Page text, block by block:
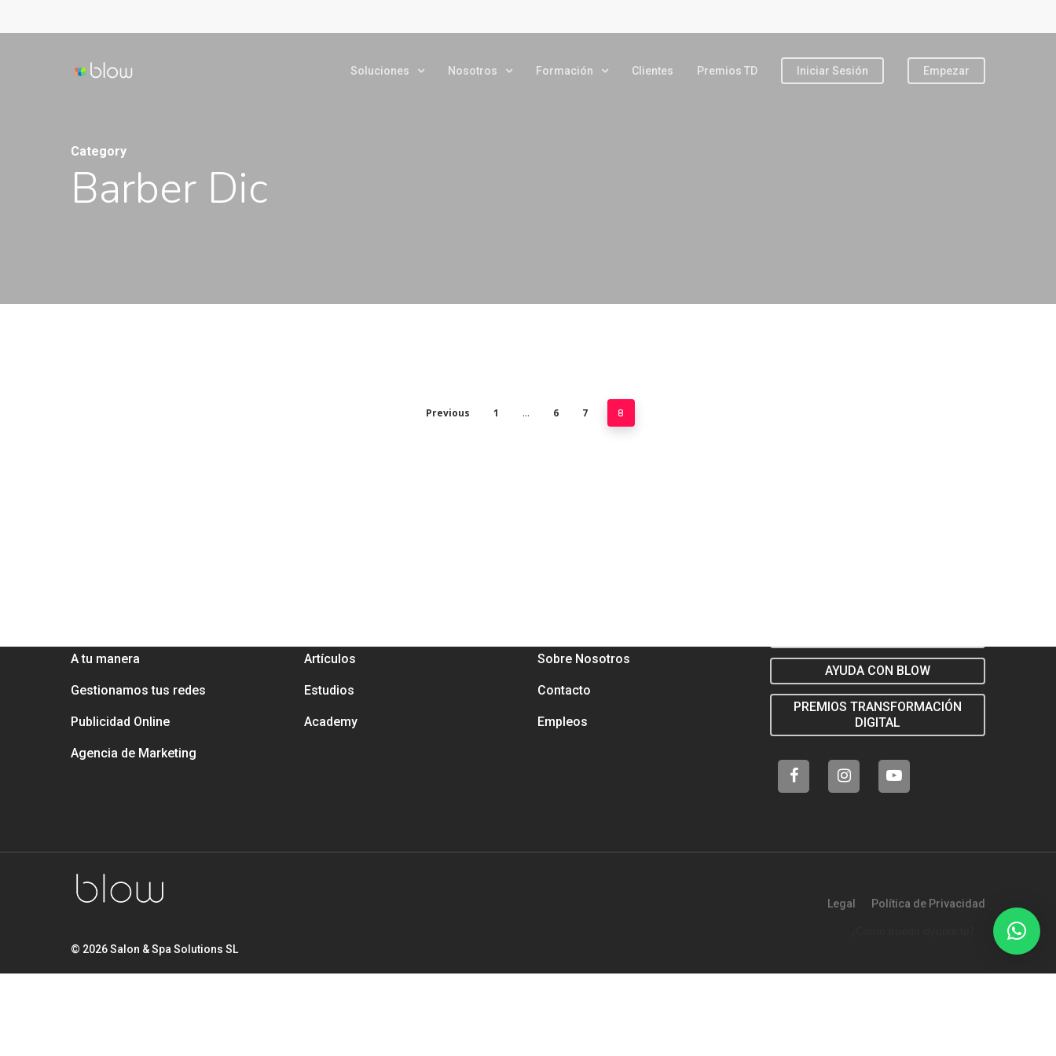
to
Soluciones Nosotros Formación Clientes Premios TD Iniciar Sesión Empezar
Category
Barber Dic
Previous 1 … 6 7 8
A tu manera
Gestionamos tus redes
Publicidad Online
Agencia de Marketing
Artículos
Estudios
Academy
Sobre Nosotros
Contacto
Empleos
AYUDA CON BLOW
PREMIOS TRANSFORMACIÓN
DIGITAL
© 2026 Salon & Spa Solutions SL
Legal Política de Privacidad